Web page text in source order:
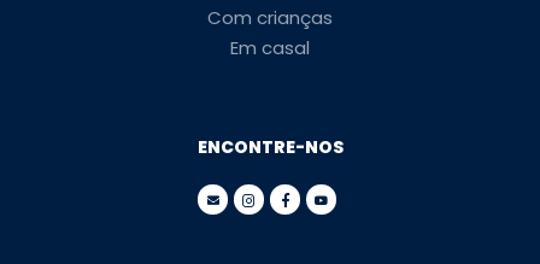
Com crianças
Em casal
ENCONTRE-NOS